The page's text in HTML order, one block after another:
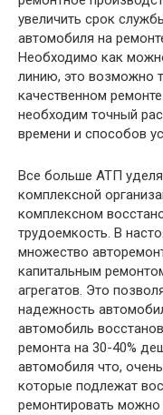
увеличить срок
автомобиля на
Необходимо как
линию, это возможно
качественном
необходим точный
времени и способов
Все больше АТП
комплексной
комплексном
трудоемкость. В
множество
капитальным
агрегатов. Это
надежность
автомобиль
ремонта на 30-40%
автомобиля что,
которые подлежат
ремонтировать